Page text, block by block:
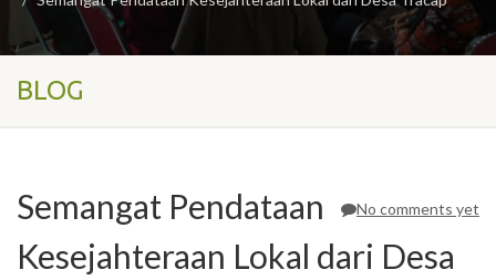
BLOG
No comments yet
Semangat Pendataan
Kesejahteraan Lokal dari Desa